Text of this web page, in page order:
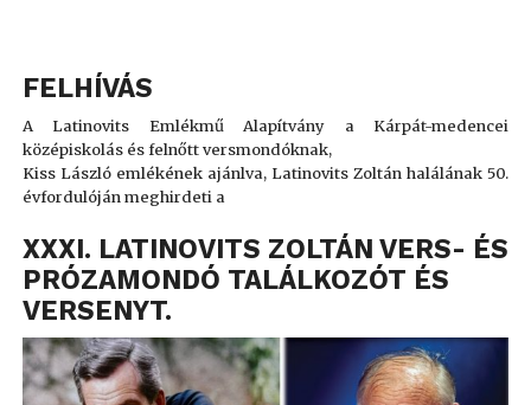
FELHÍVÁS
A Latinovits Emlékmű Alapítvány a Kárpát-medencei
középiskolás és felnőtt versmondóknak,
Kiss László emlékének ajánlva, Latinovits Zoltán halálának 50.
évfordulójánmeghirdeti a
XXXI. LATINOVITS ZOLTÁN VERS- ÉS
PRÓZAMONDÓ TALÁLKOZÓT ÉS
VERSENYT.